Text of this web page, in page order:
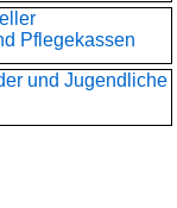
Pflegekassen
und Jugendliche